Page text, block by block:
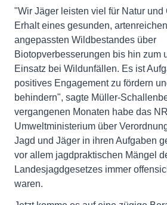
"Wir Jäger leisten viel für Natur und
Erhalt eines gesunden,
angepassten Wildbestandes über
Biotopverbesserungen bis hin zum
Einsatz bei Wildunfällen. Es ist
positives Engagement zu fördern
behindern", sagte Müller-
vergangenen Monaten habe das
Umweltministerium über
Jagd und Jäger in ihren Aufgaben
vor allem jagdpraktischen Mängel
Landesjagdgesetzes immer
waren.